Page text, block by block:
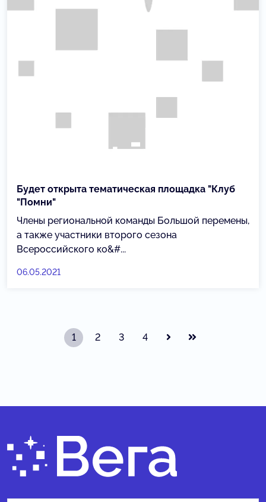
Будет открыта тематическая площадка "Клуб
"Помни"
Члены региональной команды Большой перемены,
а также участники второго сезона
Всероссийского ко&#...
06.05.2021
1 2 3 4